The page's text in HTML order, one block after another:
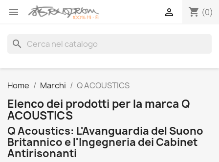
 shopping_cart (0)

search
Home Marchi Q ACOUSTICS
Elenco dei prodotti per la marca Q
ACOUSTICS
Q Acoustics: L'Avanguardia del Suono
Britannico e l'Ingegneria dei Cabinet
Antirisonanti